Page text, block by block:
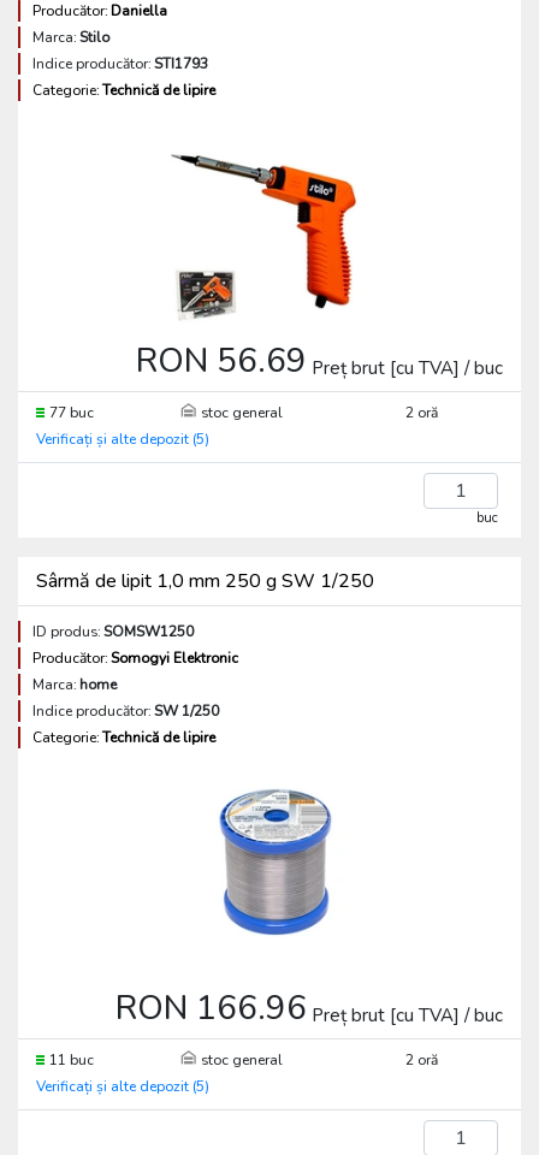
Producător:Daniella
Marca:Stilo
Indice producător:STI1793
Categorie:Technică de lipire
RON 56.69 Preț brut [cu TVA] / buc
77 buc stoc general
2 oră
Verificați și alte depozit (5)
buc
Sârmă de lipit 1,0 mm 250 g SW 1/250
ID produs:SOMSW1250
Producător:Somogyi Elektronic
Marca:home
Indice producător:SW 1/250
Categorie:Technică de lipire
RON 166.96 Preț brut [cu TVA] / buc
11 buc stoc general
2 oră
Verificați și alte depozit (5)